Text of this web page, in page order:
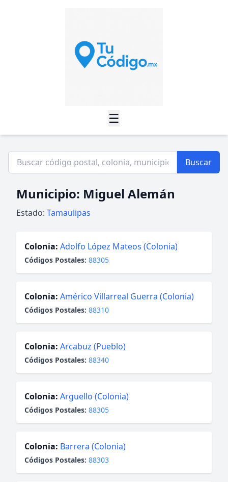
☰
Buscar
Municipio: Miguel Alemán
Estado: Tamaulipas
Colonia: Adolfo López Mateos (Colonia)
Códigos Postales: 88305
Colonia: Américo Villarreal Guerra (Colonia)
Códigos Postales: 88310
Colonia: Arcabuz (Pueblo)
Códigos Postales: 88340
Colonia: Arguello (Colonia)
Códigos Postales: 88305
Colonia: Barrera (Colonia)
Códigos Postales: 88303